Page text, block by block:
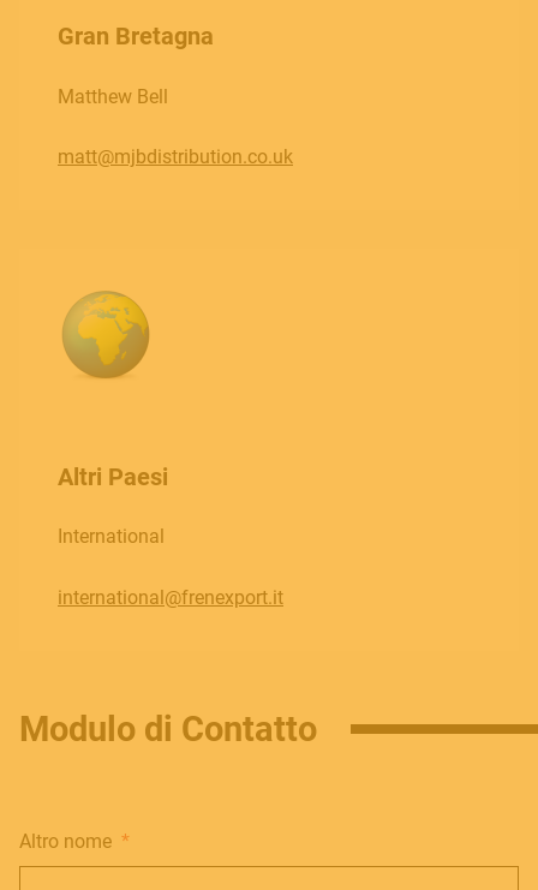
CHI SIAMO
BLOG
SUPPORT
CONTATTI
BECOME A DEALER
SOUNDSATION SOUNDCARE
Includi fuori produzione
Gran Bretagna
Matthew Bell
matt@mjbdistribution.co.uk
Altri Paesi
International
international@frenexport.it
Modulo di Contatto
Altro nome